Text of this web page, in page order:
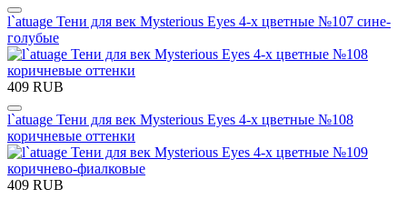
l`atuage Тени для век Mysterious Eyes 4-х цветные №107 сине-
голубые
409 RUB
l`atuage Тени для век Mysterious Eyes 4-х цветные №108
коричневые оттенки
409 RUB